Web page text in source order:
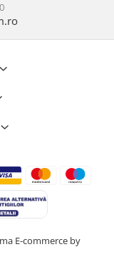
E-commerce by